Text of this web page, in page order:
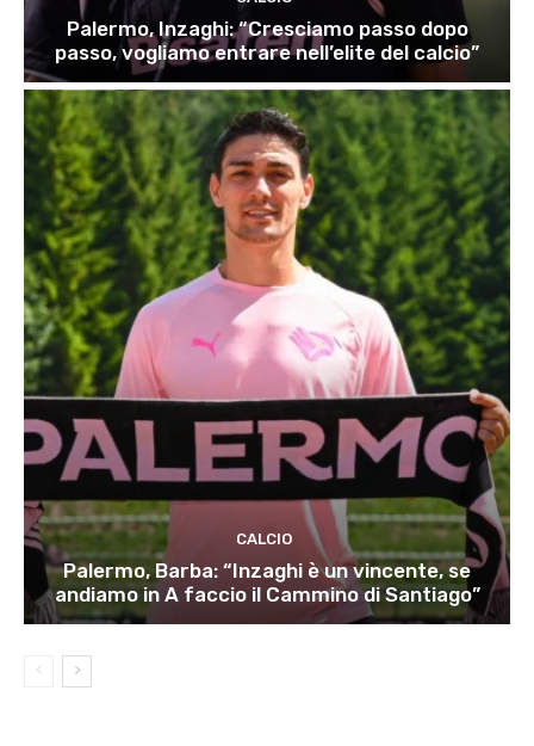
Palermo, Inzaghi: “Cresciamo passo dopo
passo, vogliamo entrare nell’elite del calcio”
CALCIO
Palermo, Barba: “Inzaghi è un vincente, se
andiamo in A faccio il Cammino di Santiago”